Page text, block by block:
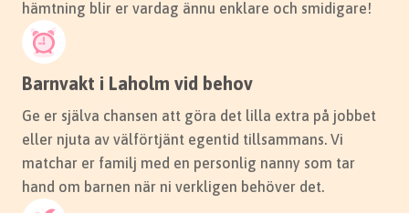
hämtning blir er vardag ännu enklare och smidigare!
Barnvakt i Laholm vid behov
Ge er själva chansen att göra det lilla extra på jobbet
eller njuta av välförtjänt egentid tillsammans. Vi
matchar er familj med en personlig nanny som tar
hand om barnen när ni verkligen behöver det.